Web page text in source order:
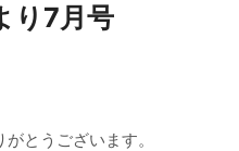
り7月号
とうございます。